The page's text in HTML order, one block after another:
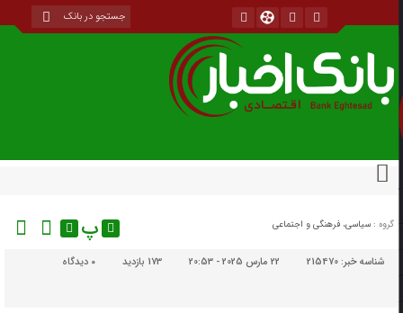
گروه : سیاسی، فرهنگی و اجتماعی پ
شناسه خبر:215470 22 مارس 2025 - 20:53 173 بازدید دیدگاه